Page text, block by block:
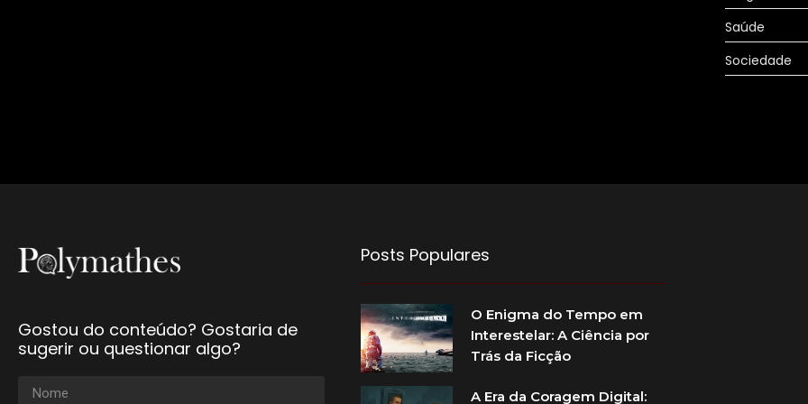
Saúde
Sociedade
Gostou do conteúdo? Gostaria de
sugerir ou questionar algo?
Posts Populares
O Enigma do Tempo em
Interestelar: A Ciência por
Trás da Ficção
A Era da Coragem Digital: